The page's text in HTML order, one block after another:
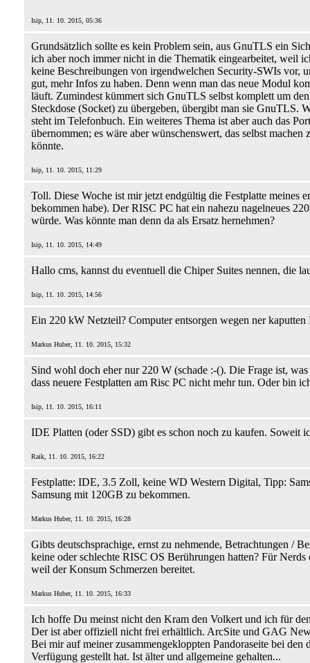
Isip, 11. 10. 2015, 05:36
Grundsätzlich sollte es kein Problem sein, aus GnuTLS ein
ich aber noch immer nicht in die Thematik eingearbeitet, weil
keine Beschreibungen von irgendwelchen Security-SWIs vor,
gut, mehr Infos zu haben. Denn wenn man das neue Modul
läuft. Zumindest kümmert sich GnuTLS selbst komplett um
Steckdose (Socket) zu übergeben, übergibt man sie GnuTLS.
steht im Telefonbuch. Ein weiteres Thema ist aber auch das
übernommen; es wäre aber wünschenswert, das selbst
könnte.
Isip, 11. 10. 2015, 11:29
Toll. Diese Woche ist mir jetzt endgültig die Festplatte meines
bekommen habe). Der RISC PC hat ein nahezu nagelneues
würde. Was könnte man denn da als Ersatz hernehmen?
Isip, 11. 10. 2015, 14:49
Hallo cms, kannst du eventuell die Chiper Suites nennen, die
Isip, 11. 10. 2015, 14:56
Ein 220 kW Netzteil? Computer entsorgen wegen ner
Markus Huber, 11. 10. 2015, 15:32
Sind wohl doch eher nur 220 W (schade :-(). Die Frage ist,
dass neuere Festplatten am Risc PC nicht mehr tun. Oder bin
Isip, 11. 10. 2015, 16:11
IDE Platten (oder SSD) gibt es schon noch zu kaufen. Soweit
Raik, 11. 10. 2015, 16:22
Festplatte: IDE, 3.5 Zoll, keine WD Western Digital, Tipp:
Samsung mit 120GB zu bekommen.
Markus Huber, 11. 10. 2015, 16:28
Gibts deutschsprachige, ernst zu nehmende, Betrachtungen /
keine oder schlechte RISC OS Berührungen hatten? Für
weil der Konsum Schmerzen bereitet.
Markus Huber, 11. 10. 2015, 16:33
Ich hoffe Du meinst nicht den Kram den Volkert und ich für
Der ist aber offiziell nicht frei erhältlich. ArcSite und GAG
Bei mir auf meiner zusammengekloppten Pandoraseite bei
Verfügung gestellt hat. Ist älter und allgemeine gehalten...